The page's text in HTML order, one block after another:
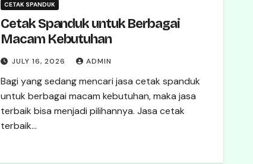
CETAK SPANDUK
Cetak Spanduk untuk Berbagai
Macam Kebutuhan
JULY 16, 2026 ADMIN
Bagi yang sedang mencari jasa cetak spanduk
untuk berbagai macam kebutuhan, maka jasa
terbaik bisa menjadi pilihannya. Jasa cetak
terbaik…